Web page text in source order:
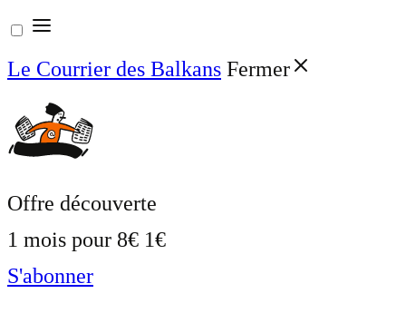
Aller
au
contenu
Le Courrier des Balkans Fermer
Offre découverte
1 mois pour 8€ 1€
S'abonner